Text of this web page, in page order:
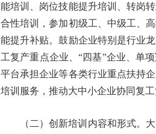
能培训、岗位技能提升培训、转岗
合性培训，参加初级工、中级工、
能提升补贴。鼓励企业特别是行业
工复产重点企业、“四基”企业、单
平台承担企业等各类行业重点扶持
培训服务，推动大中小企业协同复
（二）创新培训内容和形式。